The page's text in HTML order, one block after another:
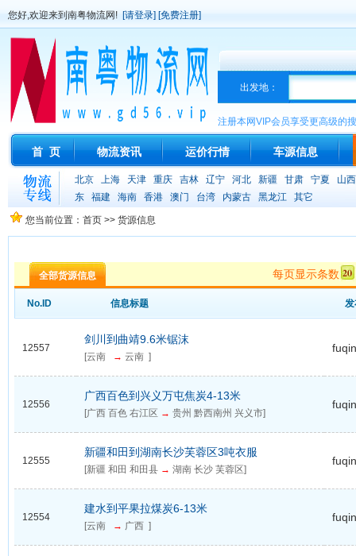
您好,欢迎来到南粤物流网! [请登录] [免费注册]
出发地：
注册本网VIP会员享受更高级的
首 页 物流资讯 运价行情 车源信息
北京 上海 天津 重庆 吉林 辽宁 河北 新疆 甘肃 宁夏
山西
东
福建 海南 香港 澳门 台湾 内蒙古 黑龙江 其它
您当前位置：首页 >> 货源信息
全部货源信息 每页显示条数
No.ID 信息标题
12557
剑川到曲靖9.6米锯沫
[云南 → 云南 ]
12556
广西百色到兴义万屯焦炭4-13米
[广西 百色 右江区 → 贵州 黔西南州 兴义市]
12555
新疆和田到湖南长沙芙蓉区3吨衣服
[新疆 和田 和田县 → 湖南 长沙 芙蓉区]
12554
建水到平果拉煤炭6-13米
[云南 → 广西 ]